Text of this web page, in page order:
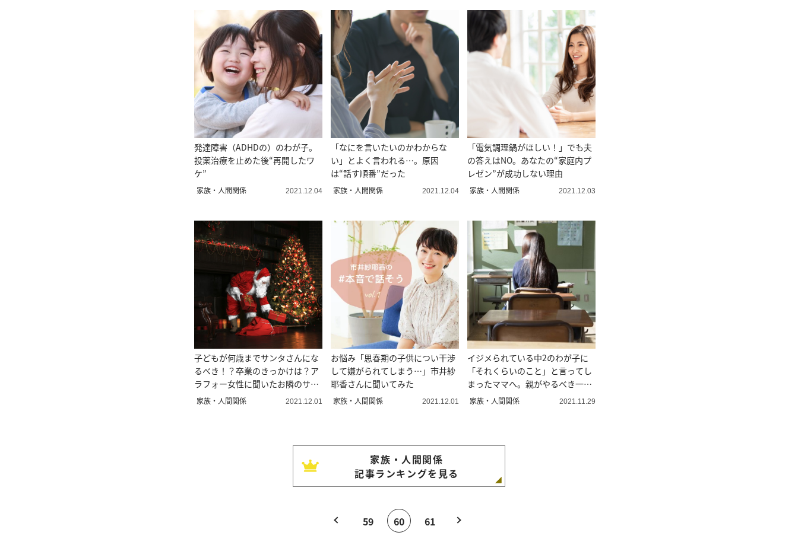
発達障害（ADHDの）のわが子。
投薬治療を止めた後“再開したワ
ケ”
家族・人間関係 2021.12.04
「なにを言いたいのかわからな
い」とよく言われる…。原因
は“話す順番”だった
家族・人間関係 2021.12.04
「電気調理鍋がほしい！」でも夫
の答えはNO。あなたの“家庭内プ
レゼン”が成功しない理由
家族・人間関係 2021.12.03
子どもが何歳までサンタさんにな
るべき！？卒業のきっかけは？ア
ラフォー女性に聞いたお隣のサン
タ事情
家族・人間関係 2021.12.01
お悩み「思春期の子供につい干渉
して嫌がられてしまう…」市井紗
耶香さんに聞いてみた
家族・人間関係 2021.12.01
イジメられている中2のわが子に
「それくらいのこと」と言ってし
まったママへ。親がやるべき一番
大切なこと
家族・人間関係 2021.11.29
家族・人間関係
記事ランキングを見る
59 60 61